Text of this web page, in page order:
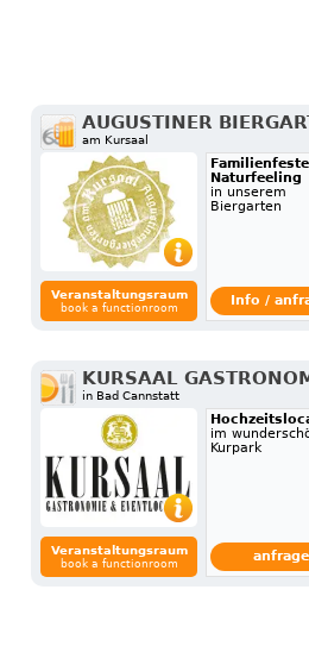
AUGUSTINER
am Kursaal
Veranstaltungsraum
book a functionroom
Naturfeeling
in unserem
Biergarten
Info /
KURSAAL
in Bad Cannstatt
Veranstaltungsraum
book a functionroom
im
Kurpark